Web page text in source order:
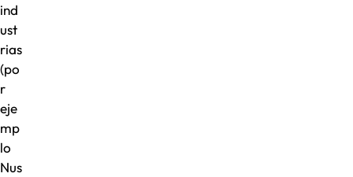
ind
ust
rias
(po
r
eje
mp
lo
Nus